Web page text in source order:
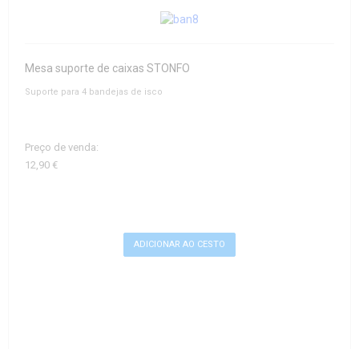
Mesa suporte de caixas STONFO
Suporte para 4 bandejas de isco
Preço de venda:
12,90 €